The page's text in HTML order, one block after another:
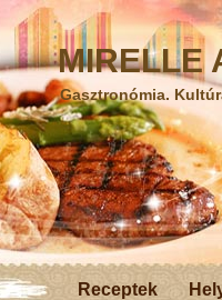
MIRELLE
Gasztronómia.
Receptek